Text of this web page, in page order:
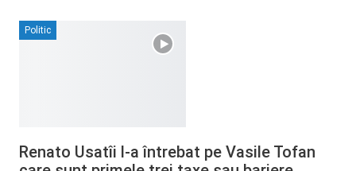
Politic
Renato Usatîi l-a întrebat pe Vasile Tofan